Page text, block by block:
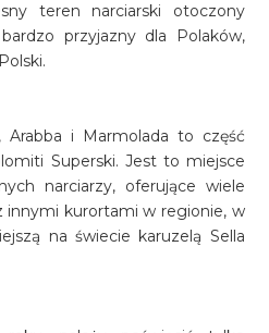
teren narciarski otoczony
przyjazny dla Polaków,
Arabba i Marmolada to część
Superski. Jest to miejsce
narciarzy, oferujące wiele
innymi kurortami w regionie, w
na świecie karuzelą Sella